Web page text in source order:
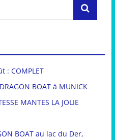
: COMPLET
BOAT à MUNICK
MANTES LA JOLIE
BOAT au lac du Der,